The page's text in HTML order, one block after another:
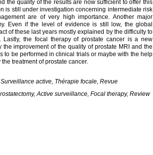
the quality of the results are now sufficient to offer this
is still under investigation concerning intermediate risk
are of very high importance. Another major
Even if the level of evidence is still low, the global
of these last years mostly explained by the difficulty to
Lastly, the focal therapy of prostate cancer is a new
improvement of the quality of prostate MRI and the
to be performed in clinical trials or maybe with the help
treatment of prostate cancer.
active, Thérapie focale, Revue
Active surveillance, Focal therapy, Review